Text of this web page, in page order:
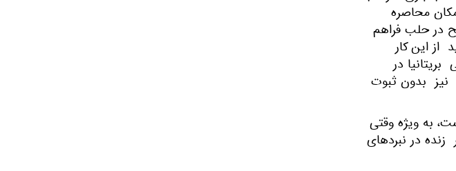
محاصره
در حلب فراهم
از این کار
در
نیز بدون ثبوت
به ویژه وقتی
سپر زنده در نبردهای